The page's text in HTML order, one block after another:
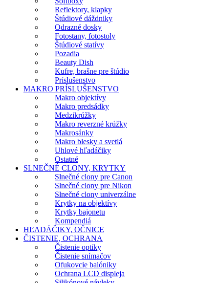
Reflektory, klapky
Štúdiové dáždniky
Odrazné dosky
Fotostany, fotostoly
Štúdiové statívy
Pozadia
Beauty Dish
Kufre, brašne pre štúdio
Príslušenstvo
MAKRO PRÍSLUŠENSTVO
Makro objektívy
Makro predsádky
Medzikrúžky
Makro reverzné krúžky
Makrosánky
Makro blesky a svetlá
Uhlové hľadáčiky
Ostatné
SLNEČNÉ CLONY, KRYTKY
Slnečné clony pre Canon
Slnečné clony pre Nikon
Slnečné clony univerzálne
Krytky na objektívy
Krytky bajonetu
Kompendiá
HĽADÁČIKY, OČNICE
ČISTENIE, OCHRANA
Čistenie optiky
Čistenie snímačov
Ofukovcie balóniky
Ochrana LCD displeja